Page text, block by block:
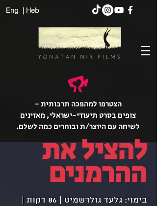
Eng | Heb
הצטרפו למהפכה תרבותית -
צופים בסרט תיעודי-ישראלי, מאזינים
לשיחה עם היוצר/ת ובוחרים כמה לשלם.
להציל את
ההרמנים
בימוי: גלעד גולדשמיט | 86 דקות |